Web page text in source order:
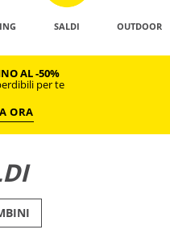
SALDI OUTDOOR
AL -50%
per te
ORA